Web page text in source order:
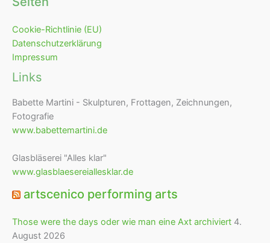
Cookie-Richtlinie (EU)
Datenschutzerklärung
Impressum
Links
Babette Martini - Skulpturen, Frottagen, Zeichnungen,
Fotografie
www.babettemartini.de
Glasbläserei "Alles klar"
www.glasblaesereiallesklar.de
artscenico performing arts
Those were the days oder wie man eine Axt archiviert 4.
August 2026